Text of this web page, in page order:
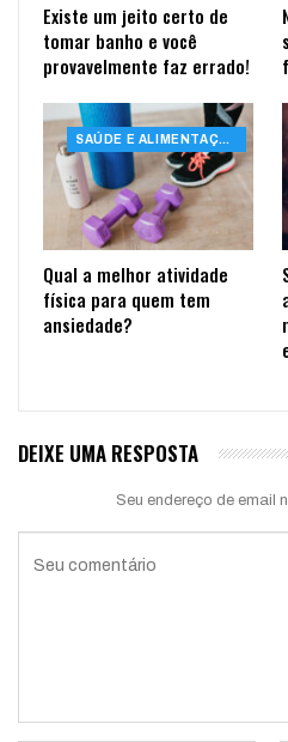
Existe um jeito certo de
tomar banho e você
provavelmente faz errado!
SAÚDE E ALIMENTAÇÃO
Qual a melhor atividade
física para quem tem
ansiedade?
DEIXE UMA RESPOSTA
Seu endereço de email